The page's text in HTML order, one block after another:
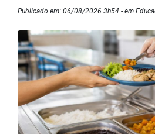
Publicado em: 06/08/2026 3h54 - em